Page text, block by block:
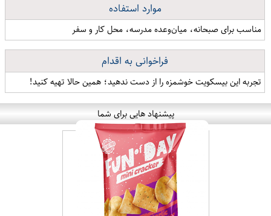
موارد استفاده
مناسب برای صبحانه، میان‌وعده مدرسه، محل کار و سفر
فراخوانی به اقدام
تجربه این بیسکویت خوشمزه را از دست ندهید؛ همین حالا تهیه کنید!
پیشنهاد هایی برای شما